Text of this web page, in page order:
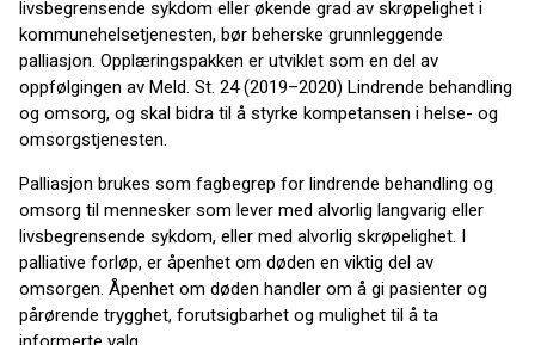
livsbegrensende sykdom eller økende grad av skrøpelighet i
kommunehelsetjenesten, bør beherske grunnleggende
palliasjon. Opplæringspakken er utviklet som en del av
oppfølgingen av Meld. St. 24 (2019–2020) Lindrende behandling
og omsorg, og skal bidra til å styrke kompetansen i helse- og
omsorgstjenesten.
Palliasjon brukes som fagbegrep for lindrende behandling og
omsorg til mennesker som lever med alvorlig langvarig eller
livsbegrensende sykdom, eller med alvorlig skrøpelighet. I
palliative forløp, er åpenhet om døden en viktig del av
omsorgen. Åpenhet om døden handler om å gi pasienter og
pårørende trygghet, forutsigbarhet og mulighet til å ta